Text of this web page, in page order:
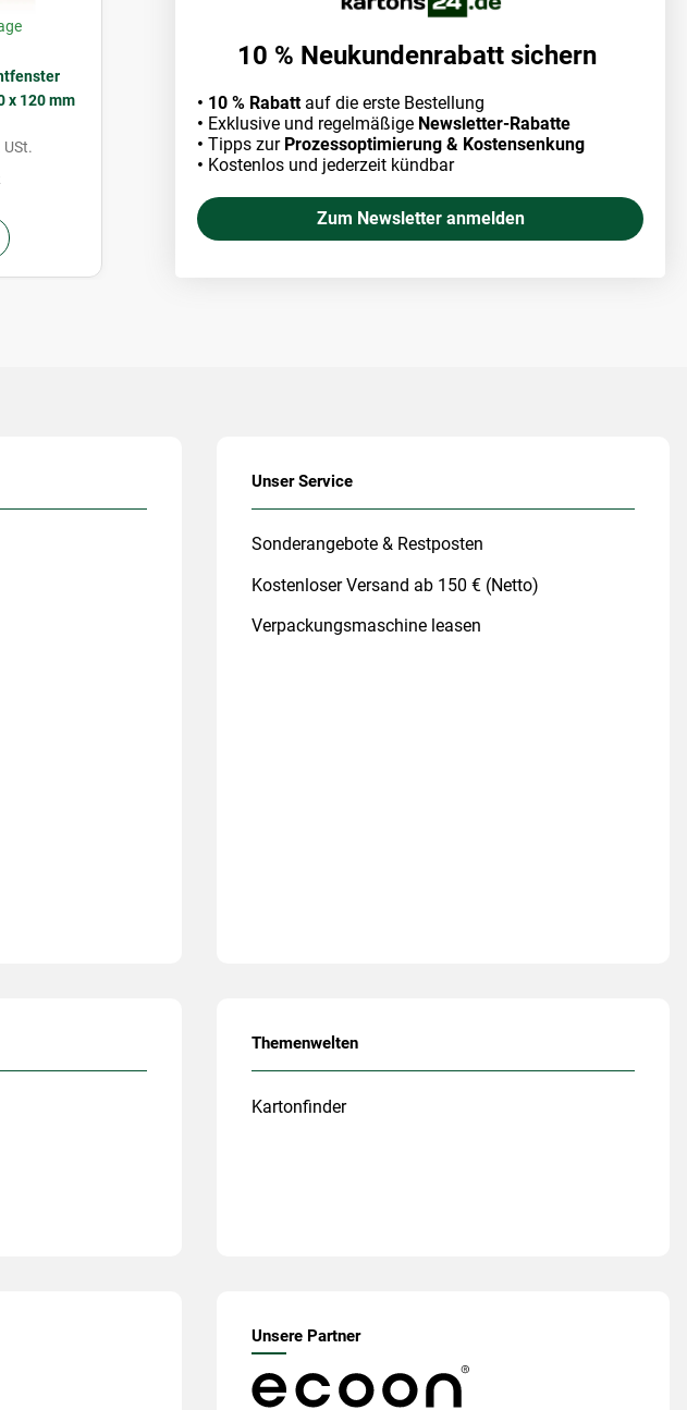
x 120 mm
USt.
Unser Service
Sonderangebote & Restposten
Kostenloser Versand ab 150 € (Netto)
Verpackungsmaschine leasen
Themenwelten
Kartonfinder
Unsere Partner
10 % Neukundenrabatt sichern
• 10 % Rabatt auf die erste Bestellung
• Exklusive und regelmäßige Newsletter-Rabatte
• Tipps zur Prozessoptimierung & Kostensenkung
• Kostenlos und jederzeit kündbar
Zum Newsletter anmelden